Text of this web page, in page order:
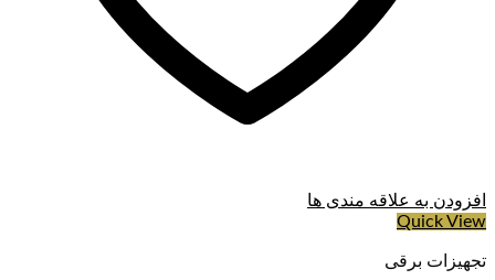
افزودن به علاقه مندی ها
Quick View
تجهیزات برقی